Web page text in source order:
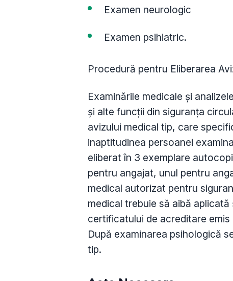
Examen neurologic
Examen psihiatric.
Procedură pentru Eliberarea
Examinările medicale și
și alte funcții din siguranța
avizului medical tip, care
inaptitudinea persoanei
eliberat în 3 exemplare
pentru angajat, unul pentru
medical autorizat pentru
medical trebuie să aibă
certificatului de acreditare
După examinarea psihologică
tip.